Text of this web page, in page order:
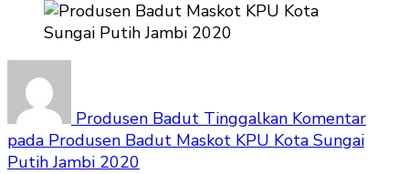
Produsen Badut Tinggalkan Komentar
pada Produsen Badut Maskot KPU Kota Sungai
Putih Jambi 2020